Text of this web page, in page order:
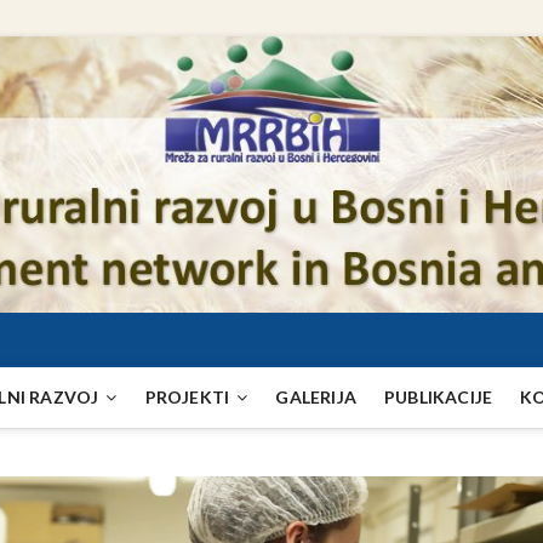
RAZVOJ PROJEKTI GALERIJA PUBLIKACIJE